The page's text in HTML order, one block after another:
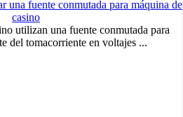
utilizan una fuente conmutada para
del tomacorriente en voltajes ...